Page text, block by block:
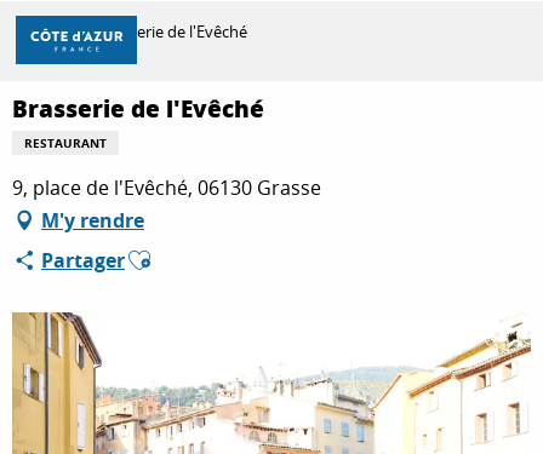
Aller
contenu
principal
DÉCOUVRIR
À FAIRE
SÉJOURNER
Accueil Brasserie de l'Evêché
Brasserie de l'Evêché
RESTAURANT
9, place de l'Evêché, 06130 Grasse
M'y rendre
PartagerAjouter aux favoris